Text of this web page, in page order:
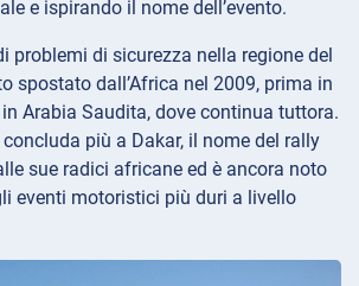
e ispirando il nome dell’evento.
problemi di sicurezza nella regione del
spostato dall’Africa nel 2009, prima in
Arabia Saudita, dove continua tuttora.
più a Dakar, il nome del rally
sue radici africane ed è ancora noto
eventi motoristici più duri a livello